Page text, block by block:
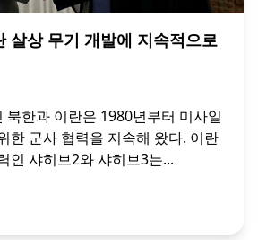
살상 무기 개발에 지속적으로
북한과 이란은 1980년부터 미사일
한 군사 협력을 지속해 왔다. 이란
인 샤히브2와 샤히브3는...